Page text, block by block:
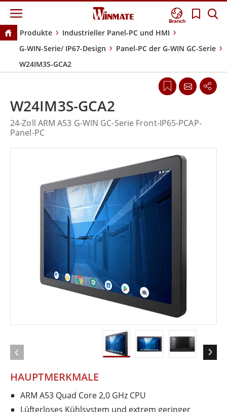
Branch
Produkte
Industrieller Panel-PC und HMI
G-WIN-Serie/ IP67-Design
Panel-PC der G-WIN GC-Serie
W24IM3S-GCA2
HAUPTMERKMALE
ARM A53 Quad Core 2,0 GHz CPU
Lüfterloses Kühlsystem und extrem geringer
W24IM3S-GCA2
24-Zoll ARM A53 G-WIN GC-Serie Front-IP65-PCAP-
Panel-PC